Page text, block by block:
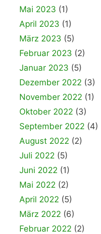
Mai 2023 (1)
April 2023 (1)
März 2023 (5)
Februar 2023 (2)
Januar 2023 (5)
Dezember 2022 (3)
November 2022 (1)
Oktober 2022 (3)
September 2022 (4)
August 2022 (2)
Juli 2022 (5)
Juni 2022 (1)
Mai 2022 (2)
April 2022 (5)
März 2022 (6)
Februar 2022 (2)